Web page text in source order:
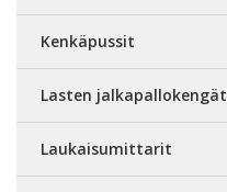
Kenkäpussit
Lasten jalkapallokengät
Laukaisumittarit